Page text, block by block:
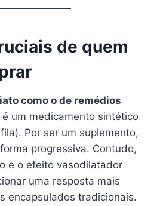
de quem
como o de remédios
é um medicamento sintético
Por ser um suplemento,
progressiva. Contudo,
e o efeito vasodilatador
uma resposta mais
encapsulados tradicionais.